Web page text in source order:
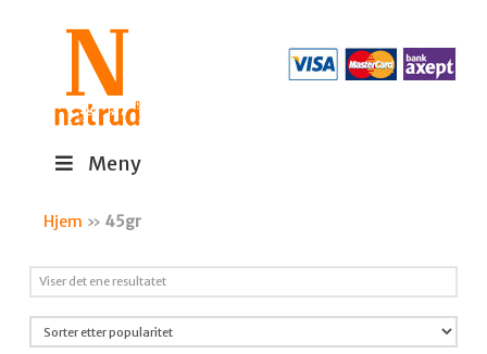
Meny
Hjem » 45gr
Viser det ene resultatet